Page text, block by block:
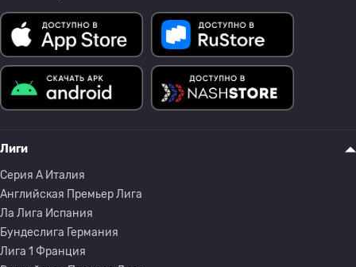
Лиги
Серия A Италия
Английская Премьер Лига
Ла Лига Испания
Бундеслига Германия
Лига 1 Франция